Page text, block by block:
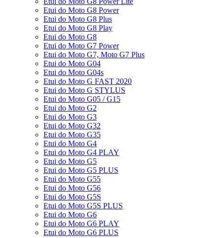
Etui do Moto G8 Power
Etui do Moto G8 Plus
Etui do Moto G8 Play
Etui do Moto G8
Etui do Moto G7 Power
Etui do Moto G7, Moto G7 Plus
Etui do Moto G04
Etui do Moto G04s
Etui do Moto G FAST 2020
Etui do Moto G STYLUS
Etui do Moto G05 / G15
Etui do Moto G2
Etui do Moto G3
Etui do Moto G32
Etui do Moto G35
Etui do Moto G4
Etui do Moto G4 PLAY
Etui do Moto G5
Etui do Moto G5 PLUS
Etui do Moto G55
Etui do Moto G56
Etui do Moto G5S
Etui do Moto G5S PLUS
Etui do Moto G6
Etui do Moto G6 PLAY
Etui do Moto G6 PLUS